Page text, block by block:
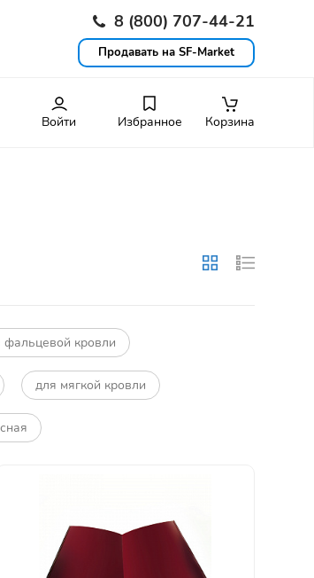
8 (800) 707-44-21
Продавать на SF-Market
Войти Избранное Корзина
фальцевой кровли
для мягкой кровли